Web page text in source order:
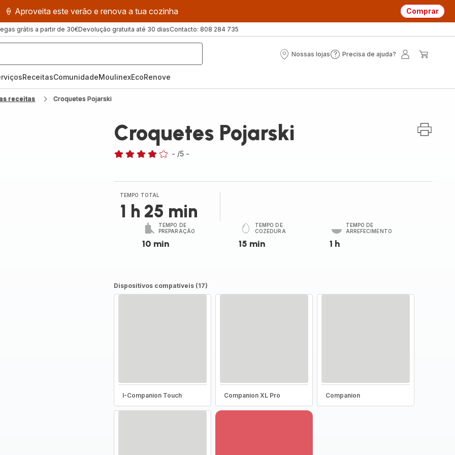
🍦 Aproveita este verão e renova a tua cozinha Comprar
grátis a partir de 30€Devolução gratuita até 30 diasContacto: 808 284 735
Nossas lojas
Nossas
Precisa de ajuda?
Precisa
ReceitasComunidadeMoulinexEcoRenove
receitas Croquetes Pojarski
Croquetes Pojarski
quatro
estrelas
(média)
- /5 -
TEMPO TOTAL
1 h 25 min
TEMPO DE
PREPARAÇÃO
10 min
TEMPO DE
COZEDURA
15 min
TEMPO DE
ARREFECIMENTO
1 h
Dispositivos compatíveis (17)
I-Companion Touch Companion XL Pro Companion